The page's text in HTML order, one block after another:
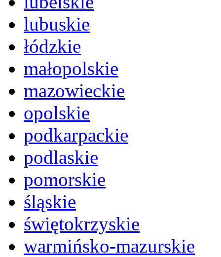
lubuskie
łódzkie
małopolskie
mazowieckie
opolskie
podkarpackie
podlaskie
pomorskie
śląskie
świętokrzyskie
warmińsko-mazurskie